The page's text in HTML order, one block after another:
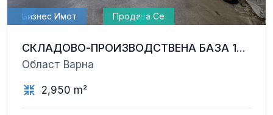
Бизнес Имот Продава Се
СКЛАДОВО-ПРОИЗВОДСТВЕНА БАЗА 1563 КВ.М. С ПРИЛЕЖАЩ НЕЗАСТОРЕН ТЕРЕН 1388 КВ.М.
Област Варна
2,950 m²